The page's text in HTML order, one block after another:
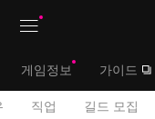
게임정보 가이드
직업 길드 모집